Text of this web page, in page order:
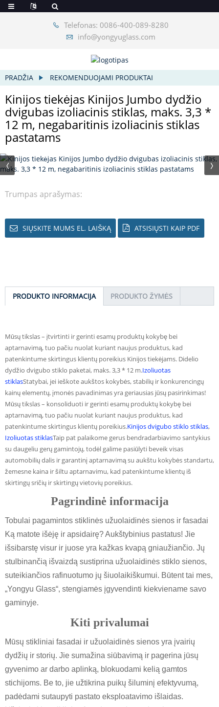
Telefonas: 0086-400-089-8280
info@yongyuglass.com
PRADŽIA REKOMENDUOJAMI PRODUKTAI
Kinijos tiekėjas Kinijos Jumbo dydžio
dvigubas izoliacinis stiklas, maks. 3,3 *
12 m, negabaritinis izoliacinis stiklas
pastatams
Trumpas aprašymas:
SIŲSKITE MUMS EL. LAIŠKĄ ATSISIŲSTI KAIP PDF
PRODUKTO INFORMACIJA PRODUKTO ŽYMĖS
Mūsų tikslas – įtvirtinti ir gerinti esamų produktų kokybę bei
aptarnavimą, tuo pačiu nuolat kuriant naujus produktus, kad
patenkintume skirtingus klientų poreikius Kinijos tiekėjams. Didelio
dydžio dvigubo stiklo paketai, maks. 3,3 * 12 m.Izoliuotas
stiklasStatybai, jei ieškote aukštos kokybės, stabilių ir konkurencingų
kainų elementų, įmonės pavadinimas yra geriausias jūsų pasirinkimas!
Mūsų tikslas – konsoliduoti ir gerinti esamų produktų kokybę bei
aptarnavimą, tuo pačiu nuolat kuriant naujus produktus, kad
patenkintume skirtingus klientų poreikius.Kinijos dvigubo stiklo stiklas,
Izoliuotas stiklasTaip pat palaikome gerus bendradarbiavimo santykius
su daugeliu gerų gamintojų, todėl galime pasiūlyti beveik visas
automobilių dalis ir garantinį aptarnavimą su aukštu kokybės standartu,
žemesne kaina ir šiltu aptarnavimu, kad patenkintume klientų iš
skirtingų sričių ir skirtingų vietovių poreikius.
Pagrindinė informacija
Tobulai pagamintos stiklinės užuolaidinės sienos ir fasadai
Ką matote išėję ir apsidairę? Aukštybinius pastatus! Jie
išsibarstę visur ir juose yra kažkas kvapą gniaužiančio. Jų
stulbinančią išvaizdą sustiprina užuolaidinės stiklo sienos,
suteikiančios rafinuotumo jų šiuolaikiškumui. Būtent tai mes,
„Yongyu Glass“, stengiamės įgyvendinti kiekviename savo
gaminyje.
Kiti privalumai
Mūsų stikliniai fasadai ir užuolaidinės sienos yra įvairių
dydžių ir storių. Jie sumažina siūbavimą ir pagerina jūsų
gyvenimo ar darbo aplinką, blokuodami kelią gamtos
stichijoms. Be to, jie užtikrina puikų šiluminį efektyvumą,
padėdami sutaupyti pastato eksploatavimo išlaidas.